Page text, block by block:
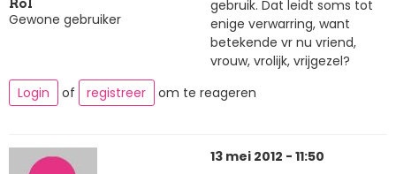
Rol
Gewone gebruiker
gebruik. Dat leidt soms tot
enige verwarring, want
betekende vr nu vriend,
vrouw, vrolijk, vrijgezel?
Login
of registreer om te reageren
13 mei 2012 - 11:50